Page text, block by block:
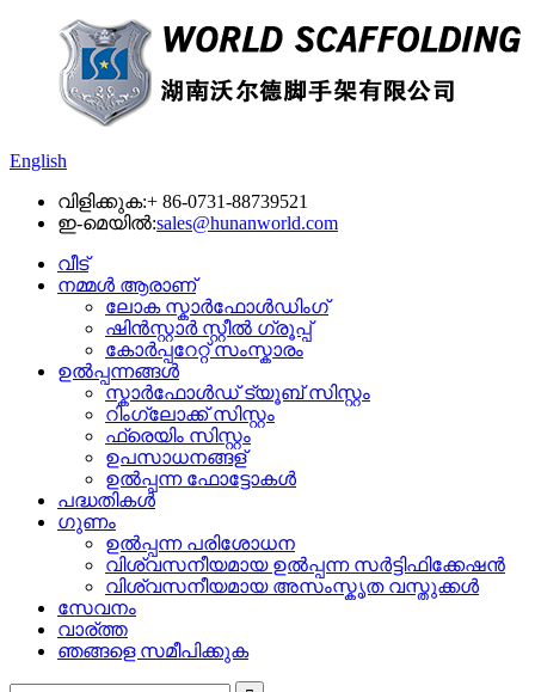
English
വിളിക്കുക:+ 86-0731-88739521
ഇ-മെയിൽ:sales@hunanworld.com
വീട്
നമ്മൾ ആരാണ്
ലോക സ്കാർഫോൾഡിംഗ്
ഷിൻസ്റ്റാർ സ്റ്റീൽ ഗ്രൂപ്പ്
കോർപ്പറേറ്റ് സംസ്കാരം
ഉൽപ്പന്നങ്ങൾ
സ്കാർഫോൾഡ് ട്യൂബ് സിസ്റ്റം
റിംഗ്ലോക്ക് സിസ്റ്റം
ഫ്രെയിം സിസ്റ്റം
ഉപസാധനങ്ങള്
ഉൽപ്പന്ന ഫോട്ടോകൾ
പദ്ധതികൾ
ഗുണം
ഉൽപ്പന്ന പരിശോധന
വിശ്വസനീയമായ ഉൽപ്പന്ന സർട്ടിഫിക്കേഷൻ
വിശ്വസനീയമായ അസംസ്കൃത വസ്തുക്കൾ
സേവനം
വാര്ത്ത
ഞങ്ങളെ സമീപിക്കുക